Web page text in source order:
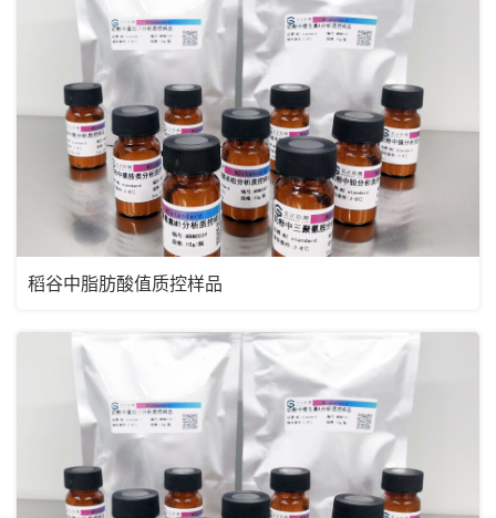
稻谷中脂肪酸值质控样品